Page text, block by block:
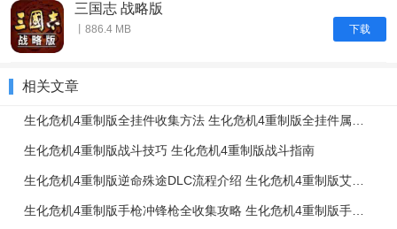
下载
三国志 战略版
丨886.4 MB
相关文章
生化危机4重制版全挂件收集方法 生化危机4重制版全挂件属性搭配推荐
生化危机4重制版战斗技巧 生化危机4重制版战斗指南
生化危机4重制版逆命殊途DLC流程介绍 生化危机4重制版艾达篇任务流程一览
生化危机4重制版手枪冲锋枪全收集攻略 生化危机4重制版手枪冲锋枪升级强化介绍